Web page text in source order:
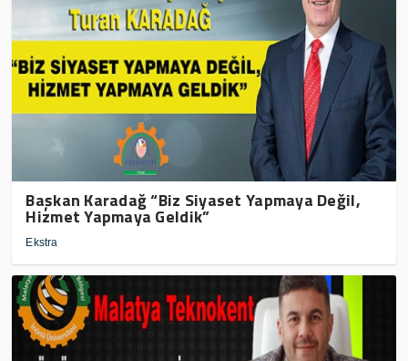
Başkan Karadağ “Biz Siyaset Yapmaya Değil,
Hizmet Yapmaya Geldik”
Ekstra